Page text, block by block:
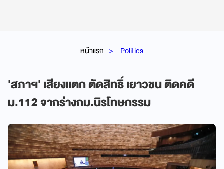
หน้าแรก Politics
'สภาฯ' เสียงแตก ตัดสิทธิ์ เยาวชน ติดคดี
ม.112 จากร่างกม.นิรโทษกรรม